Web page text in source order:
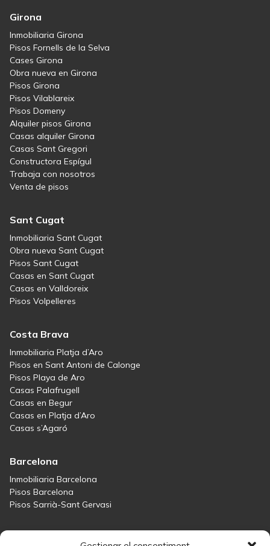
Girona
Inmobiliaria Girona
Pisos Fornells de la Selva
Cases Girona
Obra nueva en Girona
Pisos Girona
Pisos Vilablareix
Pisos Domeny
Alquiler pisos Girona
Casas alquiler Girona
Casas Sant Gregori
Constructora Espígul
Trabaja con nosotros
Venta de pisos
Sant Cugat
Inmobiliaria Sant Cugat
Obra nueva Sant Cugat
Pisos Sant Cugat
Casas en Sant Cugat
Casas en Valldoreix
Pisos Volpelleres
Costa Brava
Inmobiliaria Platja d’Aro
Pisos en Sant Antoni de Calonge
Pisos Playa de Aro
Casas Palafrugell
Casas en Begur
Casas en Platja d’Aro
Casas s’Agaró
Barcelona
Inmobiliaria Barcelona
Pisos Barcelona
Pisos Sarrià-Sant Gervasi